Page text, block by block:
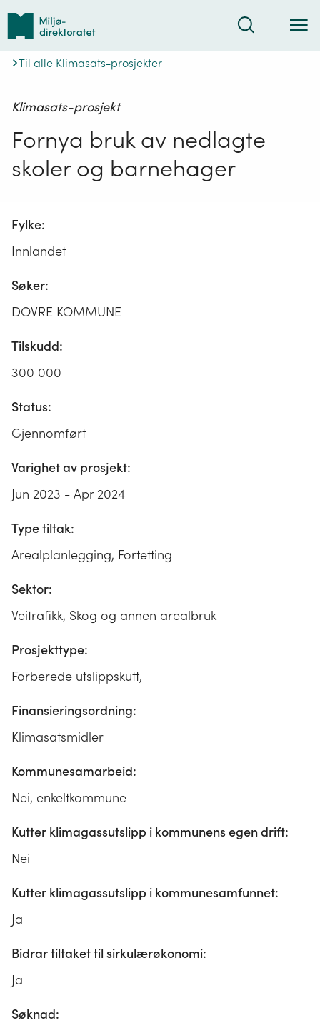
Tilbake
forsiden
Søk
Til alle Klimasats-prosjekter
Klimasats-prosjekt
Fornya bruk av nedlagte
skoler og barnehager
Fylke:
Innlandet
Søker:
DOVRE KOMMUNE
Tilskudd:
300 000
Status:
Gjennomført
Varighet av prosjekt:
Jun 2023 - Apr 2024
Type tiltak:
Arealplanlegging, Fortetting
Sektor:
Veitrafikk, Skog og annen arealbruk
Prosjekttype:
Forberede utslippskutt,
Finansieringsordning:
Klimasatsmidler
Kommunesamarbeid:
Nei, enkeltkommune
Kutter klimagassutslipp i kommunens egen drift:
Nei
Kutter klimagassutslipp i kommunesamfunnet:
Ja
Bidrar tiltaket til sirkulærøkonomi:
Ja
Søknad: